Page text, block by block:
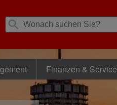
Finanzen & Service